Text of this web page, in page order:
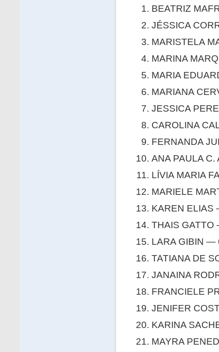
BEATRIZ
JÉSSICA
MARISTELA
MARINA
MARIA
MARIANA
JESSICA
CAROLINA
FERNANDA
ANA PAULA
LÍVIA MARIA
MARIELE
KAREN
THAIS
LARA GIBIN —
TATIANA DE
JANAINA
FRANCIELE
JENIFER
KARINA
MAYRA